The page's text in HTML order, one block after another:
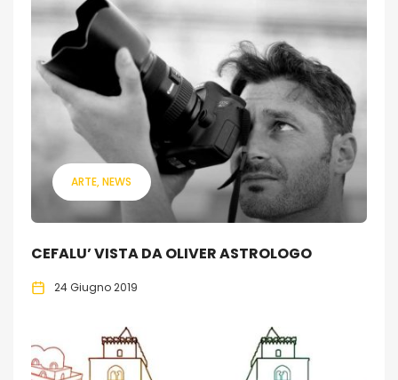
ARTE NEWS
CEFALU’ VISTA DA OLIVER ASTROLOGO
24 Giugno 2019